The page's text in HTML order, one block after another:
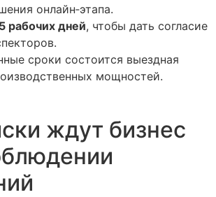
онлайн‑этапа.
5 рабочих дней, чтобы дать согласие
сроки состоится выездная
мощностей.
ждут бизнес